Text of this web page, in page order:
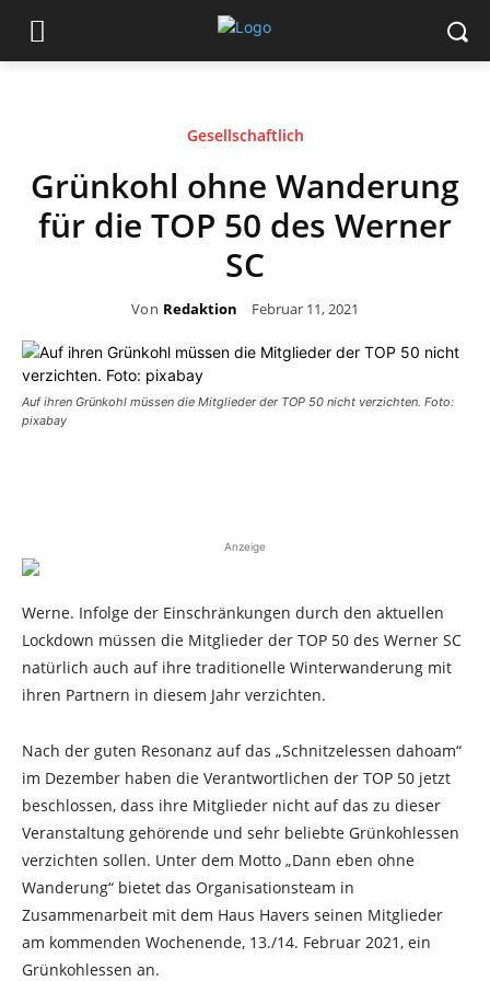
Gesellschaftlich
Grünkohl ohne Wanderung
für die TOP 50 des Werner
SC
Von Redaktion Februar 11, 2021
Auf ihren Grünkohl müssen die Mitglieder der TOP 50 nicht verzichten. Foto:
pixabay
Anzeige
Werne. Infolge der Einschränkungen durch den aktuellen
Lockdown müssen die Mitglieder der TOP 50 des Werner SC
natürlich auch auf ihre traditionelle Winterwanderung mit
ihren Partnern in diesem Jahr verzichten.
Nach der guten Resonanz auf das „Schnitzelessen dahoam“
im Dezember haben die Verantwortlichen der TOP 50 jetzt
beschlossen, dass ihre Mitglieder nicht auf das zu dieser
Veranstaltung gehörende und sehr beliebte Grünkohlessen
verzichten sollen. Unter dem Motto „Dann eben ohne
Wanderung“ bietet das Organisationsteam in
Zusammenarbeit mit dem Haus Havers seinen Mitglieder
am kommenden Wochenende, 13./14. Februar 2021, ein
Grünkohlessen an.